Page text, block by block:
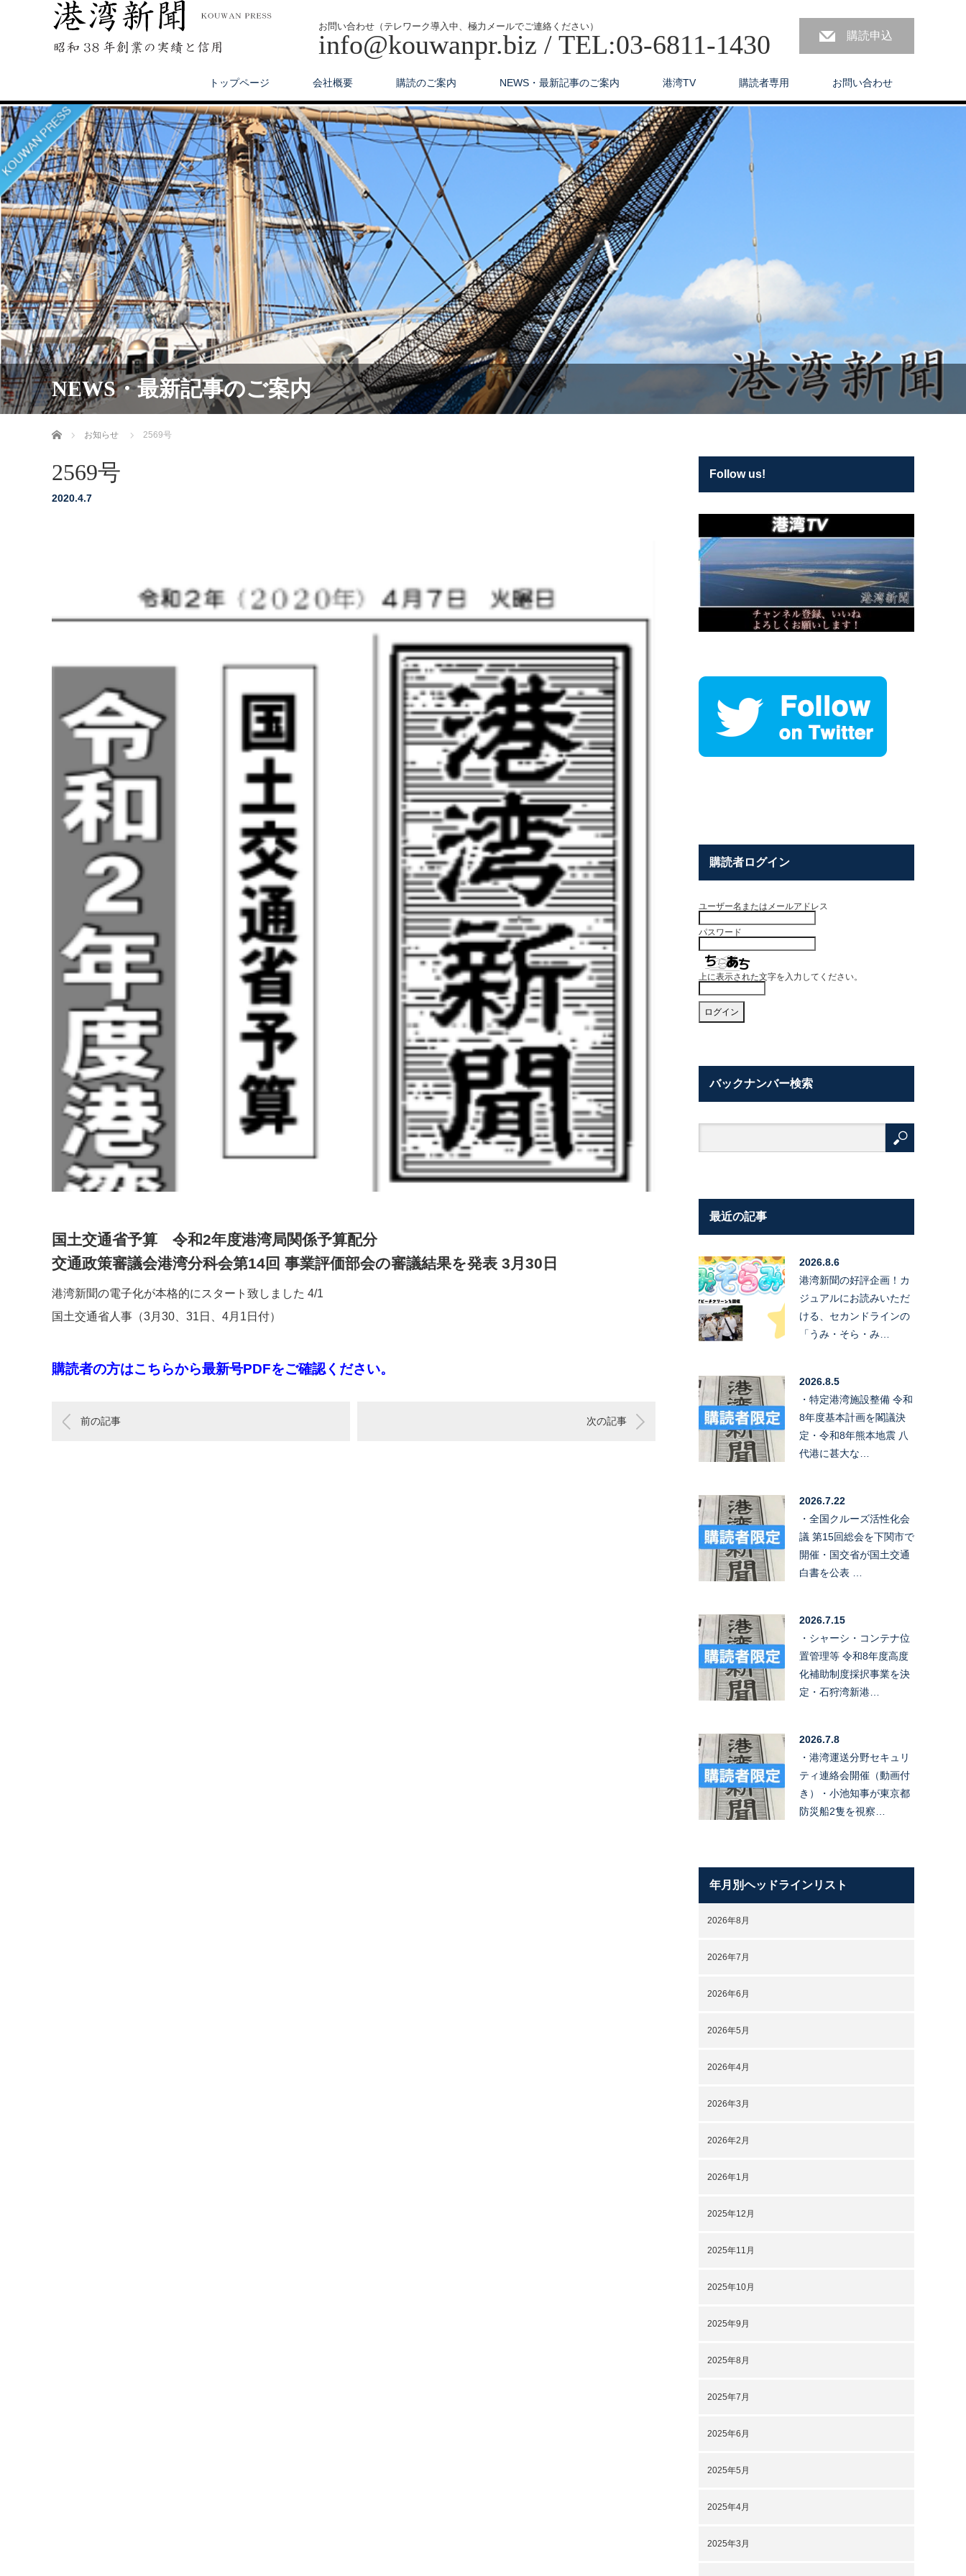
お問い合わせ（テレワーク導入中、極力メールでご連絡ください）
info@kouwanpr.biz / TEL:03-6811-1430 購読申込
トップページ 会社概要 購読のご案内 NEWS・最新記事のご案内 港湾TV 購読者専用 お問い合わせ
NEWS・最新記事のご案内
ホーム お知らせ 2569号
2569号
2020.4.7
国土交通省予算 令和2年度港湾局関係予算配分
交通政策審議会港湾分科会第14回 事業評価部会の審議結果を発表 3月30日
港湾新聞の電子化が本格的にスタート致しました 4/1
国土交通省人事（3月30、31日、4月1日付）
購読者の方はこちらから最新号PDFをご確認ください。
前の記事 次の記事
Follow us!
購読者ログイン
ユーザー名またはメールアドレス
パスワード
上に表示された文字を入力してください。
バックナンバー検索
最近の記事
2026.8.6
港湾新聞の好評企画！カ
ジュアルにお読みいただ
ける、セカンドラインの
「うみ・そら・み…
2026.8.5
・特定港湾施設整備 令和
8年度基本計画を閣議決
定・令和8年熊本地震 八
代港に甚大な…
2026.7.22
・全国クルーズ活性化会
議 第15回総会を下関市で
開催・国交省が国土交通
白書を公表 …
2026.7.15
・シャーシ・コンテナ位
置管理等 令和8年度高度
化補助制度採択事業を決
定・石狩湾新港…
2026.7.8
・港湾運送分野セキュリ
ティ連絡会開催（動画付
き）・小池知事が東京都
防災船2隻を視察…
年月別ヘッドラインリスト
2026年8月
2026年7月
2026年6月
2026年5月
2026年4月
2026年3月
2026年2月
2026年1月
2025年12月
2025年11月
2025年10月
2025年9月
2025年8月
2025年7月
2025年6月
2025年5月
2025年4月
2025年3月